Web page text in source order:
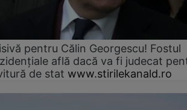
pentru Călin Georgescu! Fostul
află dacă va fi judecat
de stat www.stirilekanald.ro